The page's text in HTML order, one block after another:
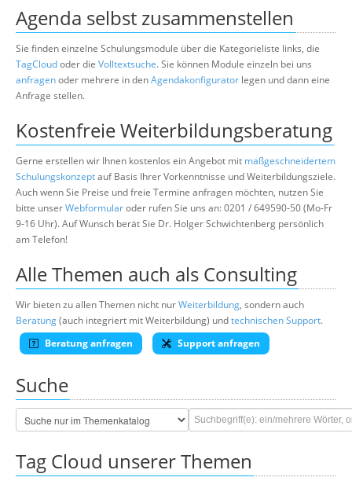
Agenda selbst zusammenstellen
Sie finden einzelne Schulungsmodule über die Kategorieliste links, die
TagCloudoder die Volltextsuche. Sie können Module einzeln bei uns
anfragenoder mehrere in denAgendakonfigurator legen und dann eine
Anfrage stellen.
Kostenfreie Weiterbildungsberatung
Gerne erstellen wir Ihnen kostenlos ein Angebot mit maßgeschneidertem
Schulungskonzeptauf Basis Ihrer Vorkenntnisse und Weiterbildungsziele.
Auch wenn Sie Preise und freie Termine anfragen möchten, nutzen Sie
bitte unserWebformularoder rufen Sie uns an: 0201 / 649590-50 (Mo-Fr
9-16 Uhr). Auf Wunsch berät Sie Dr. Holger Schwichtenberg persönlich
am Telefon!
Alle Themen auch als Consulting
Wir bieten zu allen Themen nicht nurWeiterbildung, sondern auch
Beratung(auch integriert mit Weiterbildung) undtechnischen Support.
Beratung anfragen
Support anfragen
Suche
Tag Cloud unserer Themen